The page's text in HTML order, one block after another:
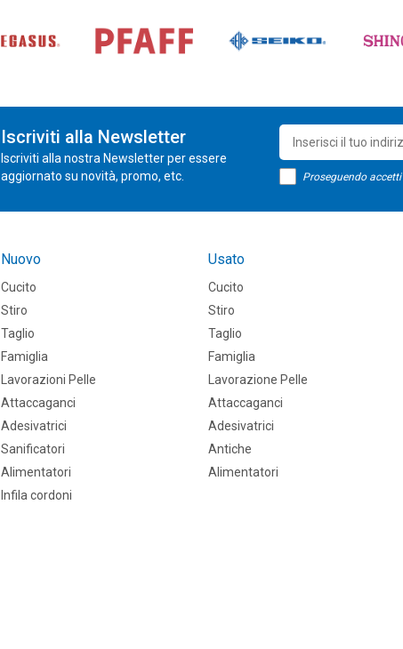
Iscriviti alla Newsletter
Iscriviti alla nostra Newsletter per essere
aggiornato su novità, promo, etc.
Proseguendo accetti
Nuovo
Cucito
Stiro
Taglio
Famiglia
Lavorazioni Pelle
Attaccaganci
Adesivatrici
Sanificatori
Alimentatori
Infila cordoni
Usato
Cucito
Stiro
Taglio
Famiglia
Lavorazione Pelle
Attaccaganci
Adesivatrici
Antiche
Alimentatori